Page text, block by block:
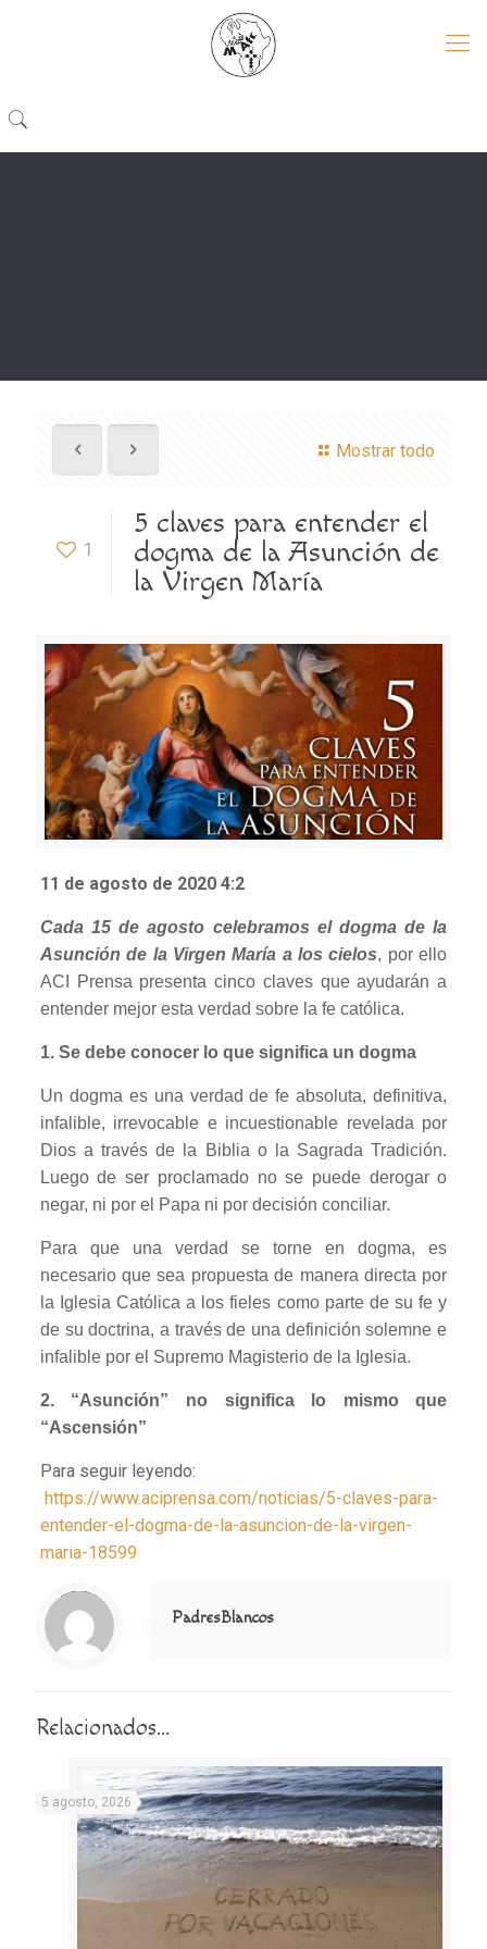
Mostrar todo
1
5 claves para entender el
dogma de la Asunción de
la Virgen María
11 de agosto de 2020 4:2
Cada 15 de agosto celebramos el dogma de la
Asunción de la Virgen María a los cielos, por ello
ACI Prensa presenta cinco claves que ayudarán a
entender mejor esta verdad sobre la fe católica.
1. Se debe conocer lo que significa un dogma
Un dogma es una verdad de fe absoluta, definitiva,
infalible, irrevocable e incuestionable revelada por
Dios a través de la Biblia o la Sagrada Tradición.
Luego de ser proclamado no se puede derogar o
negar, ni por el Papa ni por decisión conciliar.
Para que una verdad se torne en dogma, es
necesario que sea propuesta de manera directa por
la Iglesia Católica a los fieles como parte de su fe y
de su doctrina, a través de una definición solemne e
infalible por el Supremo Magisterio de la Iglesia.
2. “Asunción” no significa lo mismo que
“Ascensión”
Para seguir leyendo:
https://www.aciprensa.com/noticias/5-claves-para-
entender-el-dogma-de-la-asuncion-de-la-virgen-
maria-18599
Notice
: Trying to access array offset on value of type null in
/home/misioner/public_html/padresblancos/themes/betheme/includes/content-single.php
on line
286
PadresBlancos
Relacionados...
5 agosto, 2026